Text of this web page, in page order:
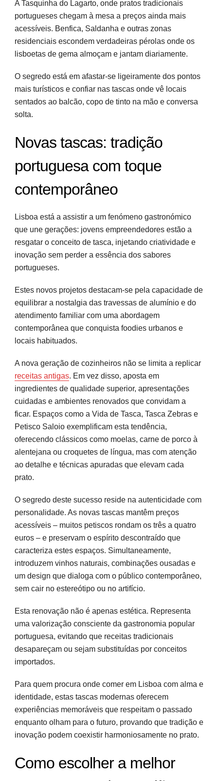
A Tasquinha do Lagarto, onde pratos tradicionais
portugueses chegam à mesa a preços ainda mais
acessíveis. Benfica, Saldanha e outras zonas
residenciais escondem verdadeiras pérolas onde os
lisboetas de gema almoçam e jantam diariamente.
O segredo está em afastar-se ligeiramente dos pontos
mais turísticos e confiar nas tascas onde vê locais
sentados ao balcão, copo de tinto na mão e conversa
solta.
Novas tascas: tradição
portuguesa com toque
contemporâneo
Lisboa está a assistir a um fenómeno gastronómico
que une gerações: jovens empreendedores estão a
resgatar o conceito de tasca, injetando criatividade e
inovação sem perder a essência dos sabores
portugueses.
Estes novos projetos destacam-se pela capacidade de
equilibrar a nostalgia das travessas de alumínio e do
atendimento familiar com uma abordagem
contemporânea que conquista foodies urbanos e
locais habituados.
A nova geração de cozinheiros não se limita a replicar
receitas antigas. Em vez disso, aposta em
ingredientes de qualidade superior, apresentações
cuidadas e ambientes renovados que convidam a
ficar. Espaços como a Vida de Tasca, Tasca Zebras e
Petisco Saloio exemplificam esta tendência,
oferecendo clássicos como moelas, carne de porco à
alentejana ou croquetes de língua, mas com atenção
ao detalhe e técnicas apuradas que elevam cada
prato.
O segredo deste sucesso reside na autenticidade com
personalidade. As novas tascas mantêm preços
acessíveis – muitos petiscos rondam os três a quatro
euros – e preservam o espírito descontraído que
caracteriza estes espaços. Simultaneamente,
introduzem vinhos naturais, combinações ousadas e
um design que dialoga com o público contemporâneo,
sem cair no estereótipo ou no artifício.
Esta renovação não é apenas estética. Representa
uma valorização consciente da gastronomia popular
portuguesa, evitando que receitas tradicionais
desapareçam ou sejam substituídas por conceitos
importados.
Para quem procura onde comer em Lisboa com alma e
identidade, estas tascas modernas oferecem
experiências memoráveis que respeitam o passado
enquanto olham para o futuro, provando que tradição e
inovação podem coexistir harmoniosamente no prato.
Como escolher a melhor